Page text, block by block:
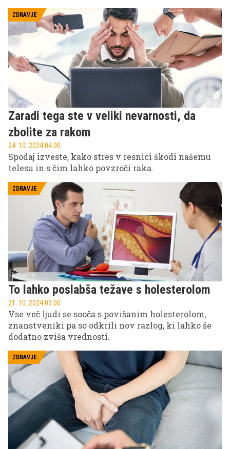
ZDRAVJE
Zaradi tega ste v veliki nevarnosti, da
zbolite za rakom
24. 10. 2024 04.00
Spodaj izveste, kako stres v resnici škodi našemu
telesu in s čim lahko povzroči raka.
ZDRAVJE
To lahko poslabša težave s holesterolom
21. 10. 2024 03.00
Vse več ljudi se sooča s povišanim holesterolom,
znanstveniki pa so odkrili nov razlog, ki lahko še
dodatno zviša vrednosti.
ZDRAVJE